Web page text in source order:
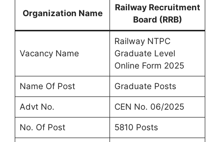
Organization Name
Railway Recruitment
Board (RRB)
Vacancy Name
Railway NTPC
Graduate Level
Online Form 2025
Name Of Post Graduate Posts
Advt No. CEN No. 06/2025
No. Of Post 5810 Posts